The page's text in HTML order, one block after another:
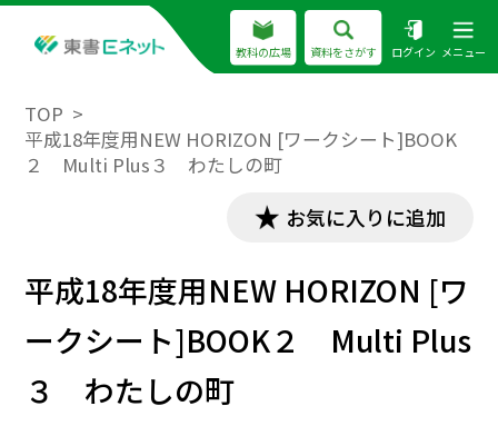
教科の広場 資料をさがす ログイン メニュー
TOP
平成18年度用NEW HORIZON [ワークシート]BOOK
２ Multi Plus３ わたしの町
お気に入りに追加
平成18年度用NEW HORIZON [ワ
ークシート]BOOK２ Multi Plus
３ わたしの町